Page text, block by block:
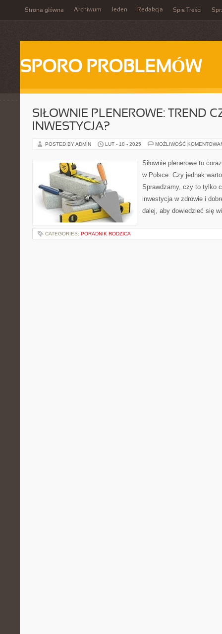
Strona główna Archiwum Jeden Redakcja Spis Treści
SPORO PROBLEMÓW
SIŁOWNIE PLENEROWE: TREND
INWESTYCJA?
POSTED BY ADMIN LUT - 18 - 2025 MOŻLIWOŚĆ
Siłownie plenerowe to
w Polsce. Czy jednak
Sprawdzamy, czy to tylko
inwestycja w zdrowie i
dalej, aby dowiedzieć się
CATEGORIES: PORADNIK RODZICA